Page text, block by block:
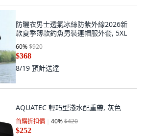
防曬衣男士透氣冰絲防紫外線2026新
款夏季薄款釣魚男裝連帽服外套, 5XL
60%$920
$368
8/19 預計送達
AQUATEC 輕巧型淺水配重帶, 灰色
首購折扣價 40%$420
$252